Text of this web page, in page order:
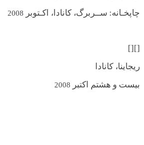
چاپخـانه: ســربرگ، کانادا، اکـتوبر
2008
[][]
ريجاينا، کانادا
بيست و هشتم اکتبر
2008